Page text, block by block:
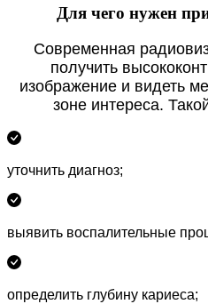
Для чего нужен
Современная
получить
изображение и видеть
зоне интереса.
уточнить диагноз;
выявить воспалительные
определить глубину кариеса;